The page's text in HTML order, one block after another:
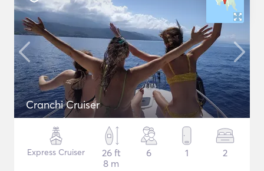
Cranchi Cruiser
Express Cruiser
26 ft
8 m
6 1 2